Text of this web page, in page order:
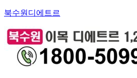
북수원디에트르